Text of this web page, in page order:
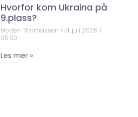
Hvorfor kom Ukraina på
9.plass?
Morten Thomassen
31. juli 2026
05:00
Les mer »